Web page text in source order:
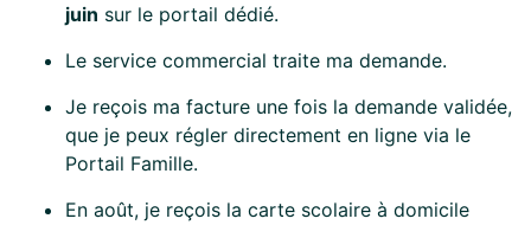
juin sur le portail dédié.
Le service commercial traite ma demande.
Je reçois ma facture une fois la demande validée,
que je peux régler directement en ligne via le
Portail Famille.
En août, je reçois la carte scolaire à domicile